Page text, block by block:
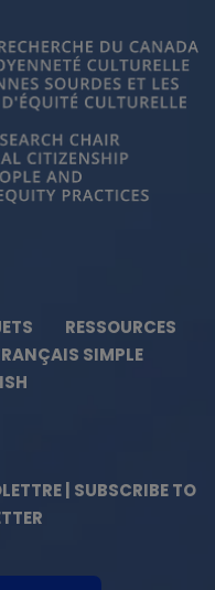
RESSOURCES
SIMPLE
| SUBSCRIBE TO